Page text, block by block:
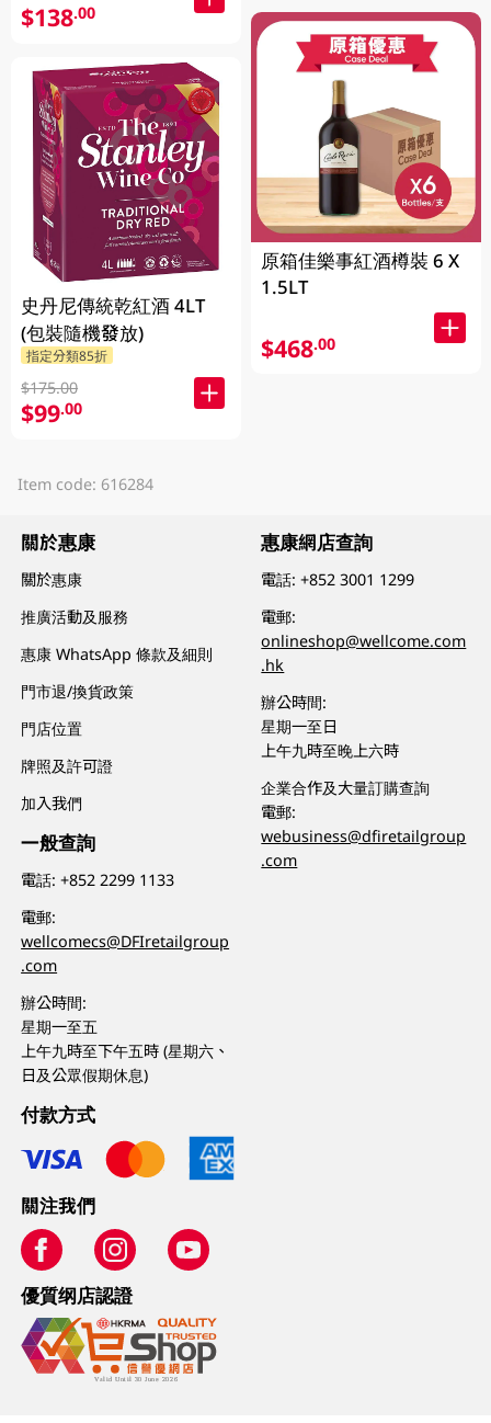
$138.00
史丹尼傳統乾紅酒 4LT
(包裝隨機發放)
指定分類85折
$175.00
$99.00
原箱佳樂事紅酒樽裝 6 X
1.5LT
$468.00
Item code: 616284
關於惠康
關於惠康
推廣活動及服務
惠康 WhatsApp 條款及細則
門市退/換貨政策
門店位置
牌照及許可證
加入我們
一般查詢
電話:+852 2299 1133
電郵:
wellcomecs@DFIretailgroup
.com
辦公時間:
星期一至五
上午九時至下午五時 (星期六、
日及公眾假期休息)
惠康網店查詢
電話:+852 3001 1299
電郵:
onlineshop@wellcome.com
.hk
辦公時間:
星期一至日
上午九時至晚上六時
企業合作及大量訂購查詢
電郵:
webusiness@dfiretailgroup
.com
付款方式
關注我們
優質纲店認證